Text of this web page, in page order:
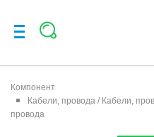
Компонент
Кабели, провода / Кабели,
провода